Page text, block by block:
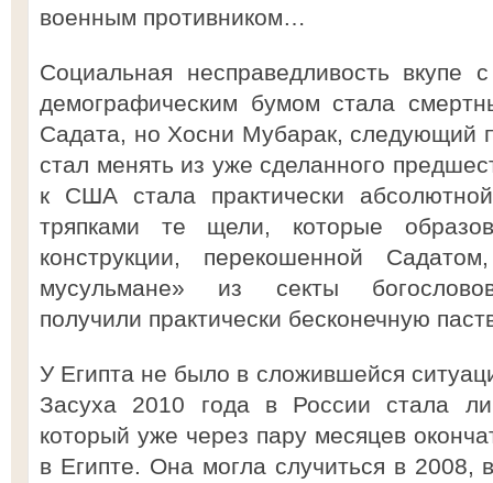
военным противником…
Социальная несправедливость вкупе
демографическим бумом стала
Садата, но Хосни Мубарак, следующий
стал менять из уже сделанного
к США стала практически
тряпками те щели, которые
конструкции, перекошенной
мусульмане» из секты богословов-
получили практически бесконечную
У Египта не было в сложившейся
Засуха 2010 года в России стала
который уже через пару месяцев
в Египте. Она могла случиться в 2008,